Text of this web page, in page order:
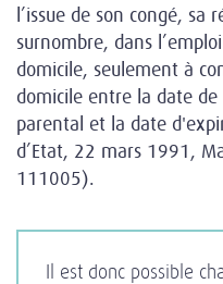
l’issue de son congé,
surnombre, dans
domicile, seulement à
domicile entre la date
parental et la date
d’Etat, 22 mars 1991,
111005).
Il est donc possible